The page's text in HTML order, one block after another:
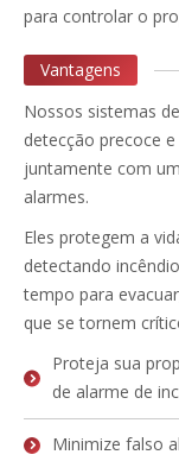
para controlar o
Vantagens
Nossos sistemas
detecção precoce
juntamente com
alarmes.
Eles protegem a
detectando
tempo para
que se tornem
Proteja sua
de alarme de
Minimize falso